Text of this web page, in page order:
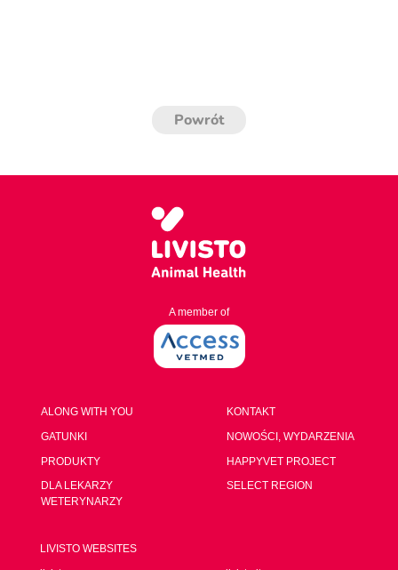
Powrót
A member of
ALONG WITH YOU
GATUNKI
PRODUKTY
DLA LEKARZY
WETERYNARZY
KONTAKT
NOWOŚCI, WYDARZENIA
HAPPYVET PROJECT
SELECT REGION
LIVISTO WEBSITES